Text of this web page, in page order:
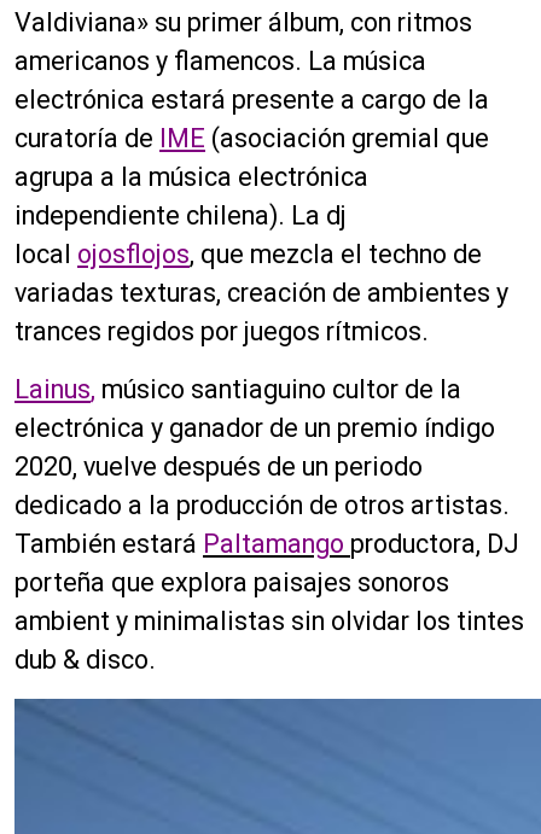
Valdiviana» su primer álbum, con ritmos
americanos y flamencos. La música
electrónica estará presente a cargo de la
curatoría de IME (asociación gremial que
agrupa a la música electrónica
independiente chilena). La dj
local ojosflojos, que mezcla el techno de
variadas texturas, creación de ambientes y
trances regidos por juegos rítmicos.
Lainus, músico santiaguino cultor de la
electrónica y ganador de un premio índigo
2020, vuelve después de un periodo
dedicado a la producción de otros artistas.
También estará Paltamango productora, DJ
porteña que explora paisajes sonoros
ambient y minimalistas sin olvidar los tintes
dub & disco.